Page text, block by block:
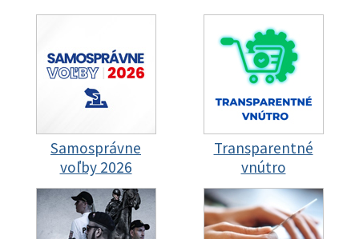
Samosprávne
voľby 2026
Transparentné
vnútro